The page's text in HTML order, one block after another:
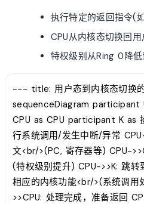
执行特定的返回指令(
CPU从内核态切换回用
特权级别从Ring 0降
--- title: 用户态到内核态切换
sequenceDiagram
CPU as CPU participant K as
行系统调用/发生中断/异常
文<br/>(PC, 寄存器等) CPU-
(特权级别提升) CPU->>K: 跳转
相应的内核功能<br/>(系统调
>>CPU: 处理完成，准备返回